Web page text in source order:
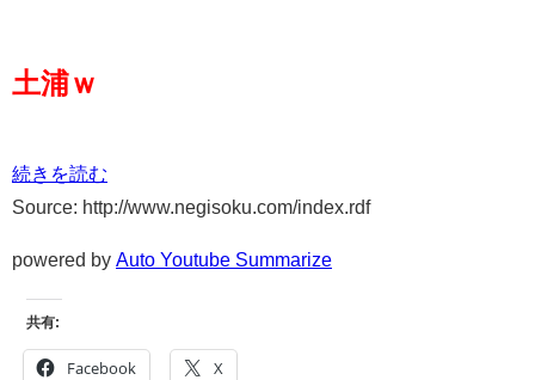
土浦ｗ
続きを読む
Source: http://www.negisoku.com/index.rdf
powered by Auto Youtube Summarize
共有:
Facebook X